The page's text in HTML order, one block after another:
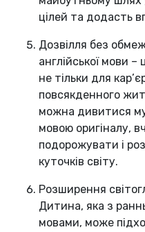
цілей та додасть
Дозвілля без
англійської мови
не тільки для
повсякденного
можна дивитися
мовою оригіналу,
подорожувати і
куточків світу.
Розширення
Дитина, яка з
мовами, може